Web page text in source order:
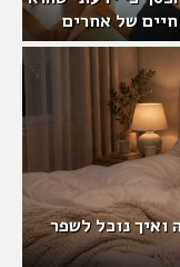
חיים של אחרים
ואיך נוכל לשפר